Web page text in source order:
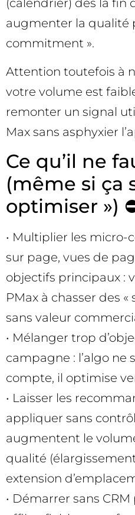
augmenter la qualité
commitment ».
Attention toutefois à
votre volume est
remonter un signal
Max sans asphyxier
Ce qu’il ne
(même si ça
optimiser »)
• Multiplier les micro-
sur page, vues de
objectifs principaux :
PMax à chasser des «
sans valeur
• Mélanger trop
campagne : l’algo ne
compte, il optimise
• Laisser les
appliquer sans
augmentent le
qualité
extension
• Démarrer sans